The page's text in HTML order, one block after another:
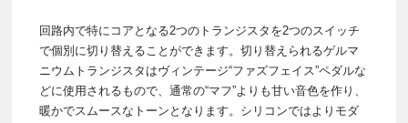
回路内で特にコアとなる2つのトランジスタを2つのスイッチ
で個別に切り替えることができます。切り替えられるゲルマ
ニウムトランジスタはヴィンテージ“ファズフェイス”ペダルな
どに使用されるもので、通常の“マフ”よりも甘い音色を作り、
暖かでスムースなトーンとなります。シリコンではよりモダ